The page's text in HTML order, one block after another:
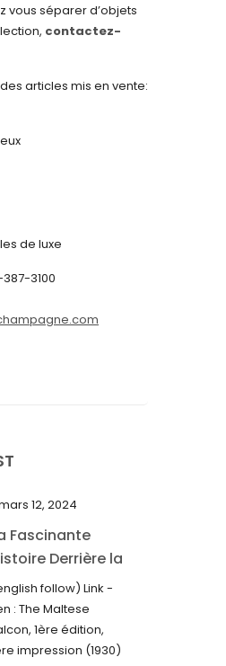
vous séparer d’objets
contactez-
articles mis en vente:
de luxe
3100
12, 2024
Fascinante
Derrière la
Édition
« Faucon
» (1930)
follow) Link -
: The Maltese
1ère édition,
impression (1930)